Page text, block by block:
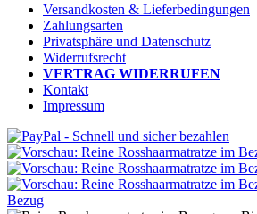
Versandkosten & Lieferbedingungen
Zahlungsarten
Privatsphäre und Datenschutz
Widerrufsrecht
VERTRAG WIDERRUFEN
Kontakt
Impressum